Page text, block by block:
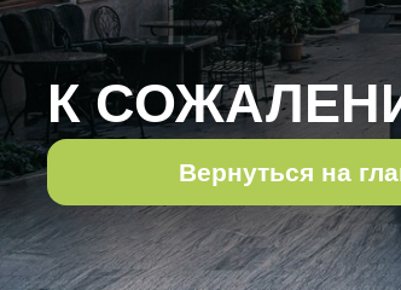
К
Вернуться на